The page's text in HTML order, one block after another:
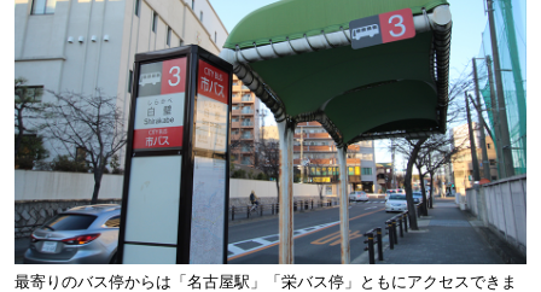
最寄りのバス停からは「名古屋駅」「栄バス停」ともにアクセスできま